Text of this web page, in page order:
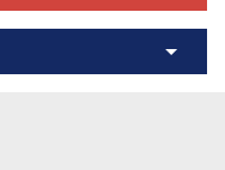
Avaa